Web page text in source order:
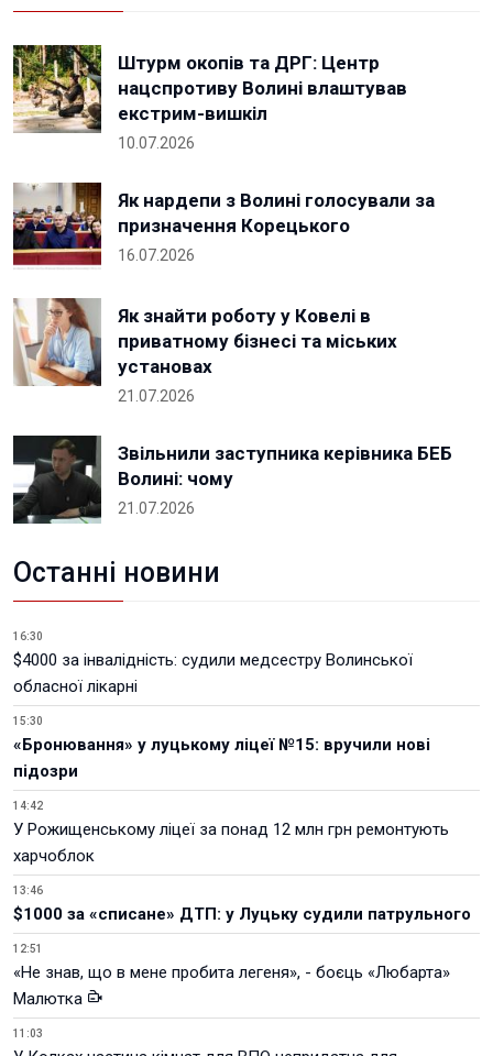
Штурм окопів та ДРГ: Центр
нацспротиву Волині влаштував
екстрим-вишкіл
10.07.2026
Як нардепи з Волині голосували за
призначення Корецького
16.07.2026
Як знайти роботу у Ковелі в
приватному бізнесі та міських
установах
21.07.2026
Звільнили заступника керівника БЕБ
Волині: чому
21.07.2026
Останні новини
16:30
$4000 за інвалідність: судили медсестру Волинської
обласної лікарні
15:30
«Бронювання» у луцькому ліцеї №15: вручили нові
підозри
14:42
У Рожищенському ліцеї за понад 12 млн грн ремонтують
харчоблок
13:46
$1000 за «списане» ДТП: у Луцьку судили патрульного
12:51
«Не знав, що в мене пробита легеня», - боєць «Любарта»
Малютка
11:03